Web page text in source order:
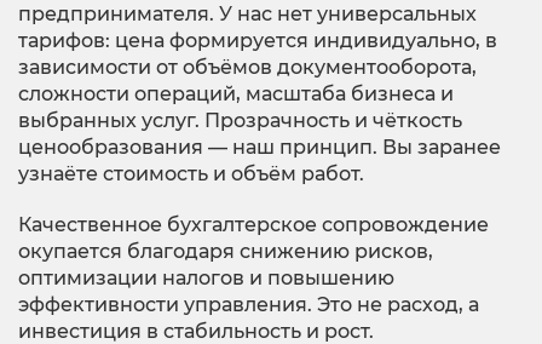
предпринимателя. У нас нет универсальных
тарифов: цена формируется индивидуально, в
зависимости от объёмов документооборота,
сложности операций, масштаба бизнеса и
выбранных услуг. Прозрачность и чёткость
ценообразования — наш принцип. Вы заранее
узнаёте стоимость и объём работ.
Качественное бухгалтерское сопровождение
окупается благодаря снижению рисков,
оптимизации налогов и повышению
эффективности управления. Это не расход, а
инвестиция в стабильность и рост.